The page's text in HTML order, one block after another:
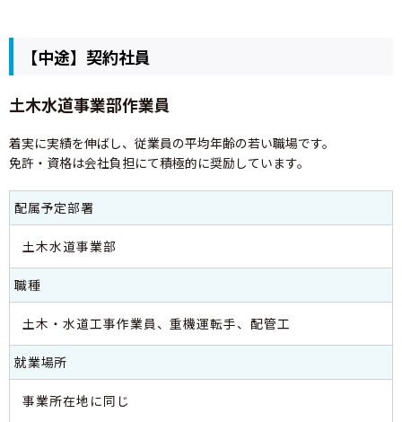
【中途】契約社員
土木水道事業部作業員
着実に実績を伸ばし、従業員の平均年齢の若い職場です。
免許・資格は会社負担にて積極的に奨励しています。
配属予定部署
土木水道事業部
職種
土木・水道工事作業員、重機運転手、配管工
就業場所
事業所在地に同じ